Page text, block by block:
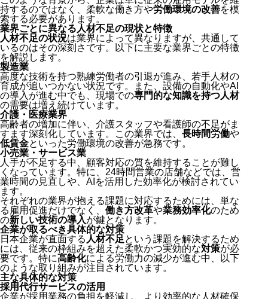
持するのではなく、柔軟な働き方や労働環境の改善を模
索する必要があります。
業界ごとに異なる人材不足の現状と特徴
人材不足の状況は業界によって異なりますが、共通して
いるのはその深刻さです。以下に主要な業界ごとの特徴
を解説します。
製造業
高度な技術を持つ熟練労働者の引退が進み、若手人材の
育成が追いつかない状況です。また、設備の自動化やAI
の導入が進む中でも、現場での専門的な知識を持つ人材
の需要は増え続けています。
介護・医療業界
高齢者の増加に伴い、介護スタッフや看護師の不足がま
すます深刻化しています。この業界では、 長時間労働や
低賃金といった労働環境の改善が急務です。
小売業・サービス業
人手が不足する中、顧客対応の質を維持することが難し
くなっています。特に、24時間営業の店舗などでは、営
業時間の見直しや、AIを活用した効率化が検討されてい
ます。
それぞれの業界が抱える課題に対応するためには、単な
る雇用促進だけでなく、 働き方改革や業務効率化のため
の新しい技術の導入が鍵となります。
企業が取るべき具体的な対策
日本企業が直面する 人材不足という課題を解決するため
には、従来の枠組みを超えた柔軟かつ実効的な対策が必
要です。特に高齢化による労働力の減少が進む中、以下
のような取り組みが注目されています。
主な具体的な対策
採用代行サービスの活用
企業が採用業務の負担を軽減し、より効率的な人材確保